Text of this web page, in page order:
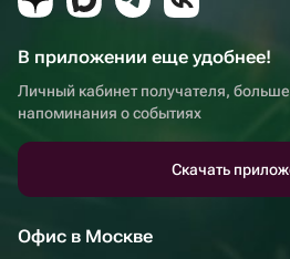
В приложении еще удобнее!
Личный кабинет получателя,
напоминания о событиях
Скачать
Офис в Москве